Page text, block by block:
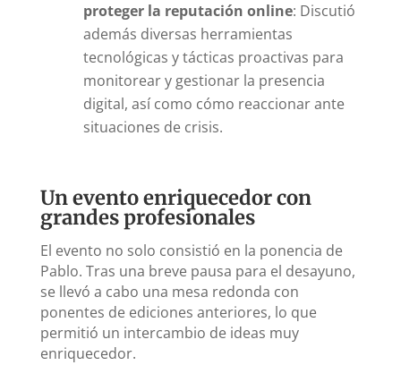
proteger la reputación online: Discutió
además diversas herramientas
tecnológicas y tácticas proactivas para
monitorear y gestionar la presencia
digital, así como cómo reaccionar ante
situaciones de crisis.
Un evento enriquecedor con
grandes profesionales
El evento no solo consistió en la ponencia de
Pablo. Tras una breve pausa para el desayuno,
se llevó a cabo una mesa redonda con
ponentes de ediciones anteriores, lo que
permitió un intercambio de ideas muy
enriquecedor.